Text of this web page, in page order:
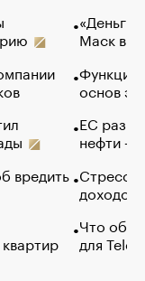
вредить
«Деньги
Маск в
Функции
основ
ЕС
нефти —
Стресс
доходов
Что
для